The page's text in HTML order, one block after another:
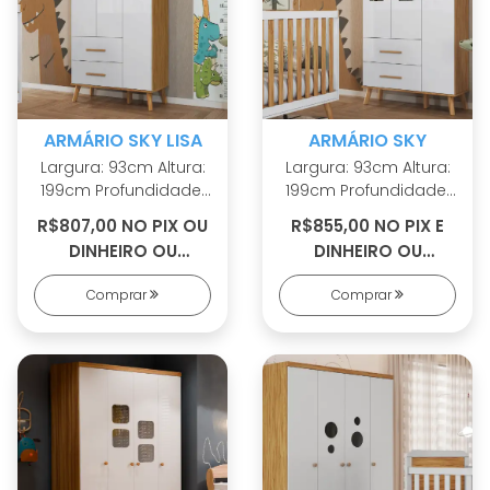
ARMÁRIO SKY LISA
Largura: 93cm Altura:
199cm Profundidade:
42cm 100% MDF Linho
interno Cabideiros
metálicos Sistema
antitombamento
Corrediças
telescópicas
Puxadores em MDF
Revestido Pés palito
R$807,00 NO PIX OU
DINHEIRO OU
R$888,00 EM 8X S/
JUROS
Comprar
ARMÁRIO SKY
Largura: 93cm Altura:
199cm Profundidade:
42cm 100% MDF Linho
interno Cabideiros
metálicos Sistema
antitombamento
Corrediças
telescópicas Portas
com PETG cristal
Puxadores em MDF
em madeira maciça
R$855,00 NO PIX E
DINHEIRO OU
R$941,00 EM 9X S/
JUROS
Comprar